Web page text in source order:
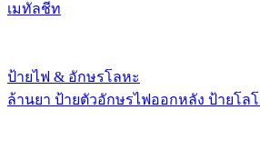
เมทัลชีท
ป้ายไฟ & อักษรโลหะ
ล้านยา ป้ายตัวอักษรไฟออกหลัง ป้ายโล